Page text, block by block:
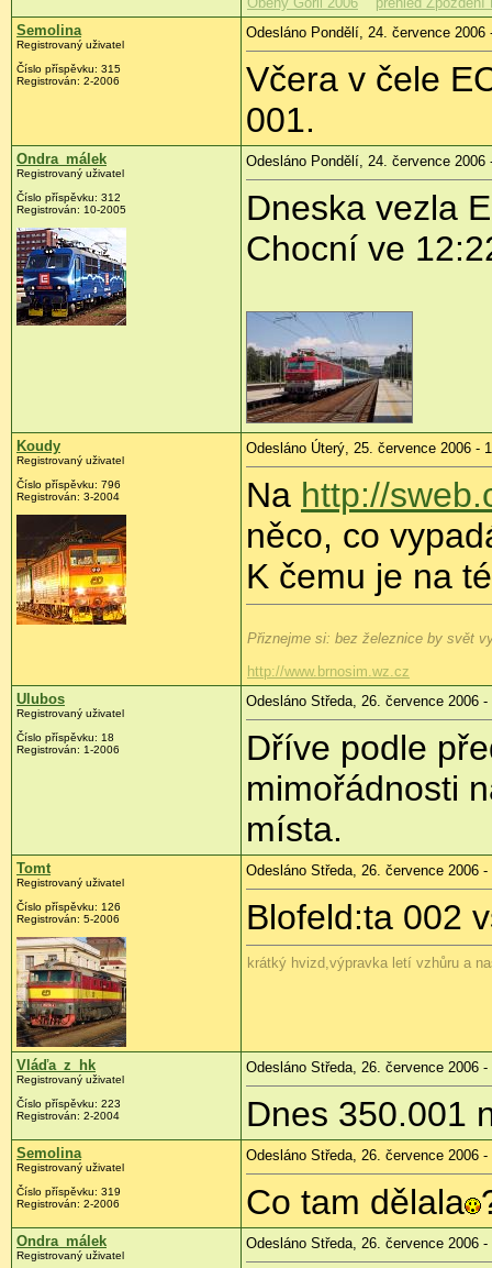
Semolina
Registrovaný uživatel
Číslo příspěvku: 315
Registrován: 2-2006
Odesláno Pondělí, 24. července 2006
Včera v čele
001.
Ondra_málek
Registrovaný uživatel
Číslo příspěvku: 312
Registrován: 10-2005
Odesláno Pondělí, 24. července 2006
Dneska vezla
Chocní ve
Koudy
Registrovaný uživatel
Číslo příspěvku: 796
Registrován: 3-2004
Odesláno Úterý, 25. července 2006 -
Na http://
něco, co
K čemu je na
Přiznejme si: bez železnice by svět
http://www.brnosim.wz.cz
Ulubos
Registrovaný uživatel
Číslo příspěvku: 18
Registrován: 1-2006
Odesláno Středa, 26. července 2006 -
Dříve podle
mimořádnosti
místa.
Tomt
Registrovaný uživatel
Číslo příspěvku: 126
Registrován: 5-2006
Odesláno Středa, 26. července 2006 -
Blofeld:ta 002
krátký hvizd,výpravka letí vzhůru a
Vláďa_z_hk
Registrovaný uživatel
Číslo příspěvku: 223
Registrován: 2-2004
Odesláno Středa, 26. července 2006 -
Dnes 350.001
Semolina
Registrovaný uživatel
Číslo příspěvku: 319
Registrován: 2-2006
Odesláno Středa, 26. července 2006 -
Co tam dělala
Ondra_málek
Registrovaný uživatel
Odesláno Středa, 26. července 2006 -